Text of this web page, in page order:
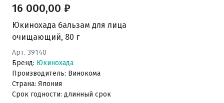
Юкинохада бальзам для лица
очищающий, 80 г
Арт. 39140
Бренд: Юкинохада
Производитель: Винокома
Страна: Япония
Срок годности: длинный срок
16 000,00 ₽